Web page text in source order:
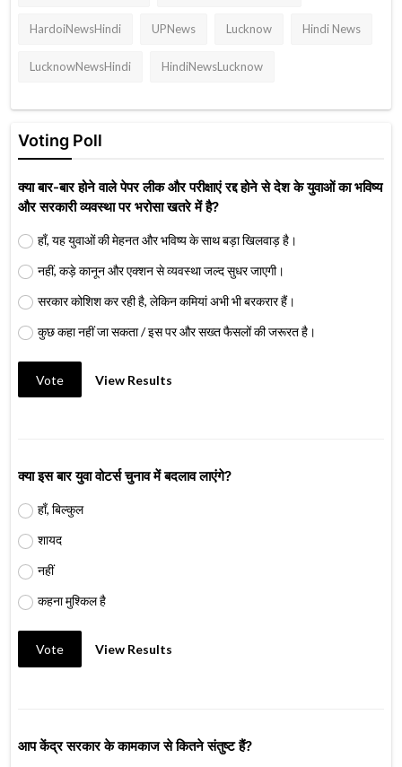
HardoiNewsHindi UPNews Lucknow Hindi News
LucknowNewsHindi HindiNewsLucknow
Voting Poll
क्या बार-बार होने वाले पेपर लीक और परीक्षाएं रद्द होने से देश के युवाओं का भविष्य
और सरकारी व्यवस्था पर भरोसा खतरे में है?
हाँ, यह युवाओं की मेहनत और भविष्य के साथ बड़ा खिलवाड़ है।
नहीं, कड़े कानून और एक्शन से व्यवस्था जल्द सुधर जाएगी।
सरकार कोशिश कर रही है, लेकिन कमियां अभी भी बरकरार हैं।
कुछ कहा नहीं जा सकता / इस पर और सख्त फैसलों की जरूरत है।
Vote View Results
क्या इस बार युवा वोटर्स चुनाव में बदलाव लाएंगे?
हाँ, बिल्कुल
शायद
नहीं
कहना मुश्किल है
Vote View Results
आप केंद्र सरकार के कामकाज से कितने संतुष्ट हैं?